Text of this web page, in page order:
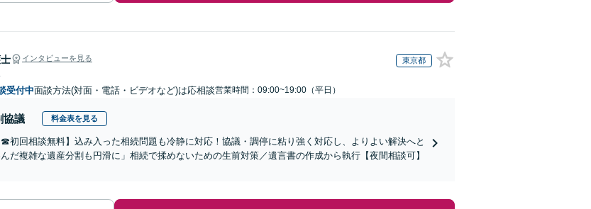
インタビューを見る 東京都
受付中面談方法(対面・電話・ビデオなど)は応相談営業時間：09:00~19:00（平日）
協議 料金表を見る
☎︎初回相談無料】込み入った相続問題も冷静に対応！協議・調停に粘り強く対応し、よりよい解決へと
だ複雑な遺産分割も円滑に」相続で揉めないための生前対策／遺言書の作成から執行【夜間相談可】